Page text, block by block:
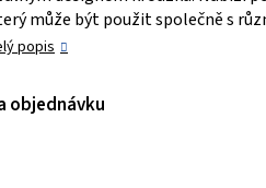
může být použit společně s
popis
objednávku